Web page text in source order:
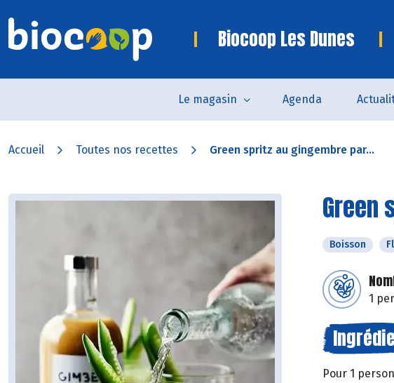
Biocoop Les Dunes
Le magasin Agenda
Accueil Toutes nos recettes Green spritz au gingembre par...
Green
Boisson
1
Pour 1